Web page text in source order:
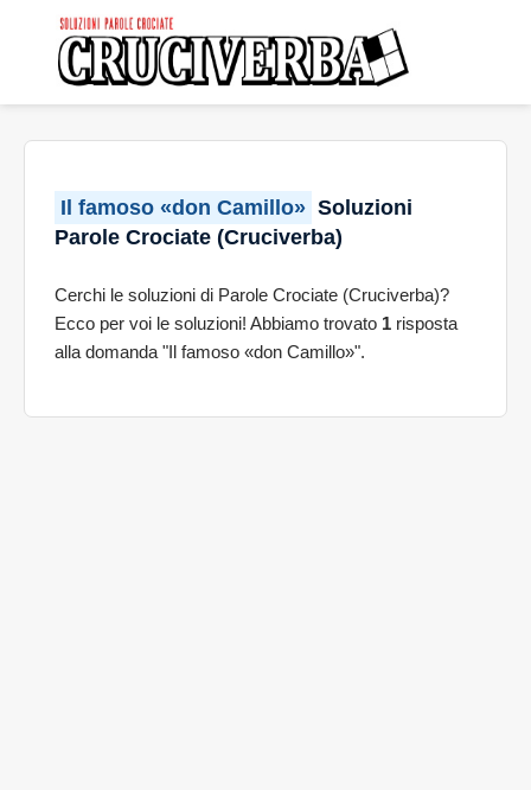
Il famoso «don Camillo» Soluzioni
Parole Crociate (Cruciverba)
Cerchi le soluzioni di Parole Crociate (Cruciverba)?
Ecco per voi le soluzioni! Abbiamo trovato 1 risposta
alla domanda "Il famoso «don Camillo»".